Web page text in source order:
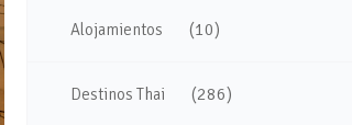
Alojamientos (10)
Destinos Thai (286)